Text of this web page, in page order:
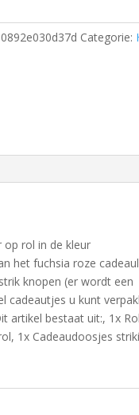
0892e030d37d Categorie:
op rol in de kleur
het fuchsia roze
knopen (er wordt een
cadeautjes u kunt
artikel bestaat uit:, 1x
1x Cadeaudoosjes